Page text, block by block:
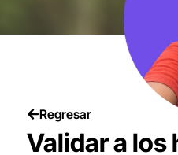
Regresar
Validar a los